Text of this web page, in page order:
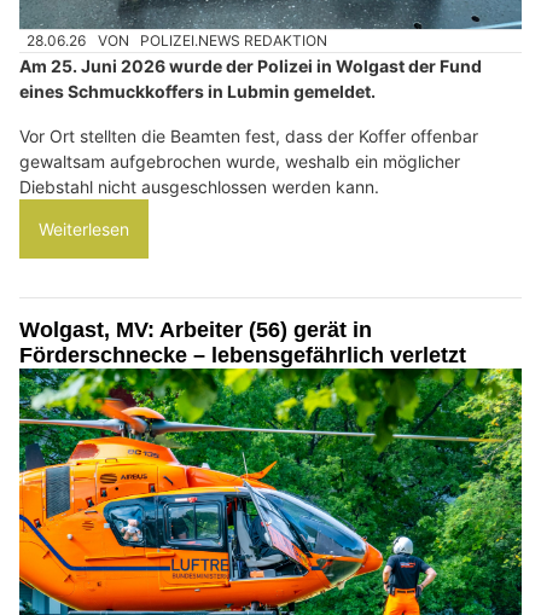
28.06.26 VON POLIZEI.NEWS REDAKTION
Am 25. Juni 2026 wurde der Polizei in Wolgast der Fund
eines Schmuckkoffers in Lubmin gemeldet.
Vor Ort stellten die Beamten fest, dass der Koffer offenbar
gewaltsam aufgebrochen wurde, weshalb ein möglicher
Diebstahl nicht ausgeschlossen werden kann.
Weiterlesen
Wolgast, MV: Arbeiter (56) gerät in
Förderschnecke – lebensgefährlich verletzt